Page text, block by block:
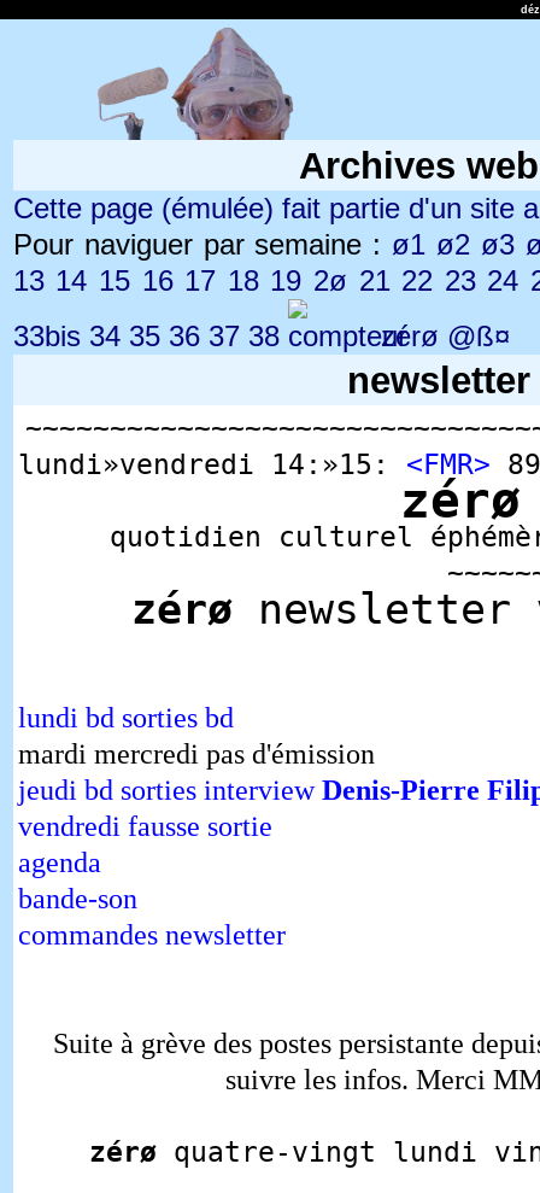
Archives
Cette page (émulée) fait partie d'un site
Pour naviguer par semaine : ø1 ø2 ø3
13 14 15 16 17 18 19 2ø 21 22 23 24
33bis 34 35 36 37 38 zérø @ß¤
newsletter
lundi»vendredi 14:»15: <FMR>
zérø
quotidien culturel
zérønewsletter
lundi bd sorties bd
mardi mercredi pas d'émission
jeudi bd sorties interviewDenis-Pierre
vendredi fausse sortie
agenda
bande-son
commandes newsletter
Suite à grève des postes persistante
suivre les infos. Merci
zérøquatre-vingt lundi